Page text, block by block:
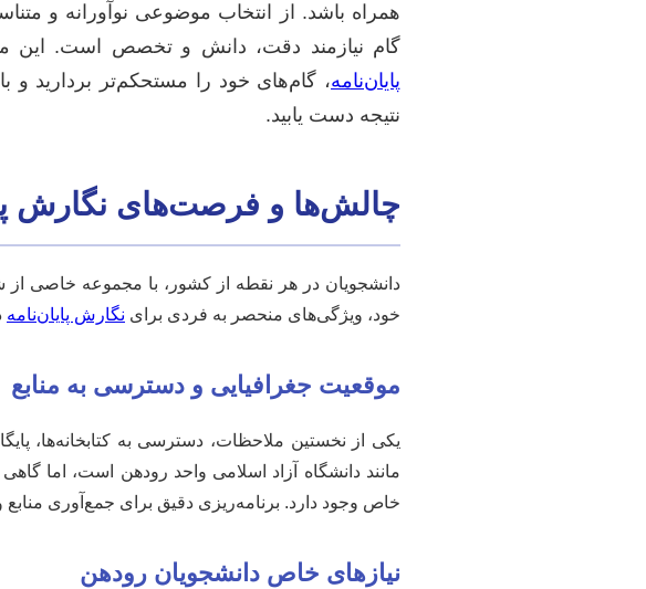
همراه باشد. از انتخاب موضوعی نوآورانه و
گام نیازمند دقت، دانش و تخصص است. این
پایان‌نامه، گام‌های خود را مستحکم‌تر بردارید
نتیجه دست یابید.
چالش‌ها و فرصت‌های نگارش
دانشجویان در هر نقطه از کشور، با مجموعه خاصی
خود، ویژگی‌های منحصر به فردی برای نگارش پایان‌نامه
موقعیت جغرافیایی و دسترسی به منابع
یکی از نخستین ملاحظات، دسترسی به کتابخانه‌ها،
مانند دانشگاه آزاد اسلامی واحد رودهن است، اما
خاص وجود دارد. برنامه‌ریزی دقیق برای جمع‌آوری منابع و
نیازهای خاص دانشجویان رودهن